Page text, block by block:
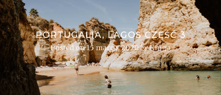
PORTUGALIA, LAGOS CZĘŚĆ 3
Posted on15 marca, 2020byKinga